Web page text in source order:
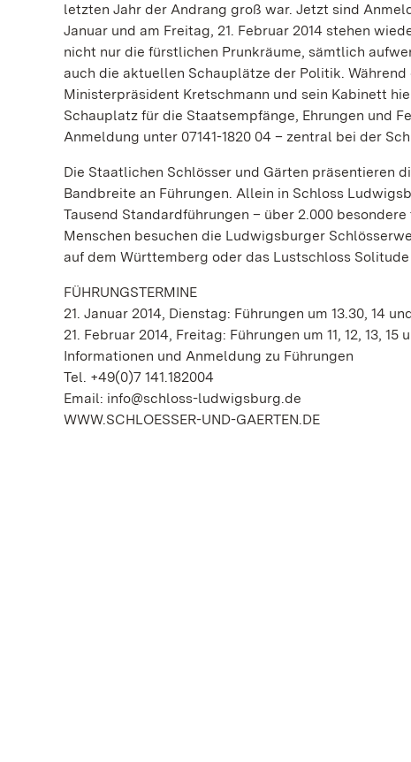
letzten Jahr der Andrang groß war. Jetzt sind
Januar und am Freitag, 21. Februar 2014 stehen
nicht nur die fürstlichen Prunkräume, sämtlich
auch die aktuellen Schauplätze der Politik.
Ministerpräsident Kretschmann und sein Kabinett
Schauplatz für die Staatsempfänge, Ehrungen und
Anmeldung unter 07141-1820 04 – zentral bei der
Die Staatlichen Schlösser und Gärten präsentieren
Bandbreite an Führungen. Allein in Schloss
Tausend Standardführungen – über 2.000
Menschen besuchen die Ludwigsburger
auf dem Württemberg oder das Lustschloss
FÜHRUNGSTERMINE
21. Januar 2014, Dienstag: Führungen um 13.30, 14
21. Februar 2014, Freitag: Führungen um 11, 12, 13, 15
Informationen und Anmeldung zu Führungen
Tel. +49(0)7 141.182004
Email: info@schloss-ludwigsburg.de
WWW.SCHLOESSER-UND-GAERTEN.DE